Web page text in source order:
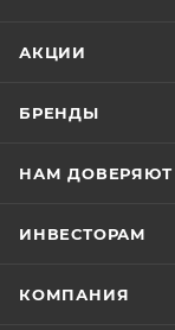
АКЦИИ
БРЕНДЫ
НАМ ДОВЕРЯЮТ
ИНВЕСТОРАМ
КОМПАНИЯ